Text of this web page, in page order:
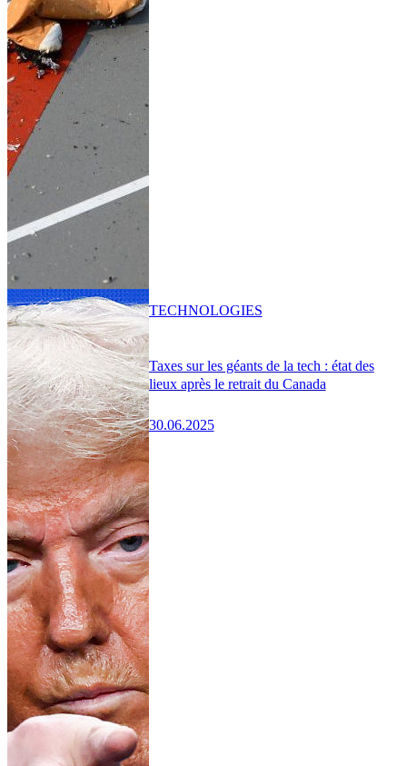
Taxes sur les géants de la tech : état des
lieux après le retrait du Canada
30.06.2025
TECHNOLOGIES